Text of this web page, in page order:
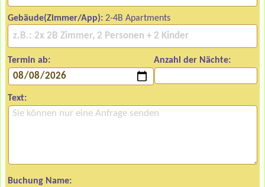
Gebäude(Zimmer/App): 2-4B Apartments
Termin ab: Anzahl der Nächte:
Text:
Buchung Name: